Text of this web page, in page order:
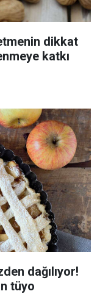
dikkat
katkı
dağılıyor!
tüyo